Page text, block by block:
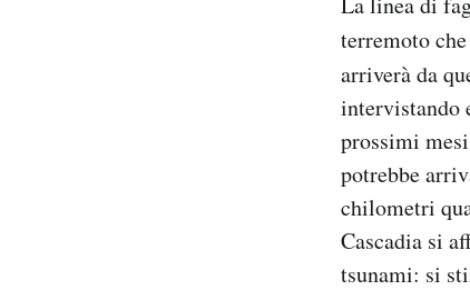
terremoto
arriverà da
intervistando
prossimi
potrebbe
chilometri
Cascadia si
tsunami: si